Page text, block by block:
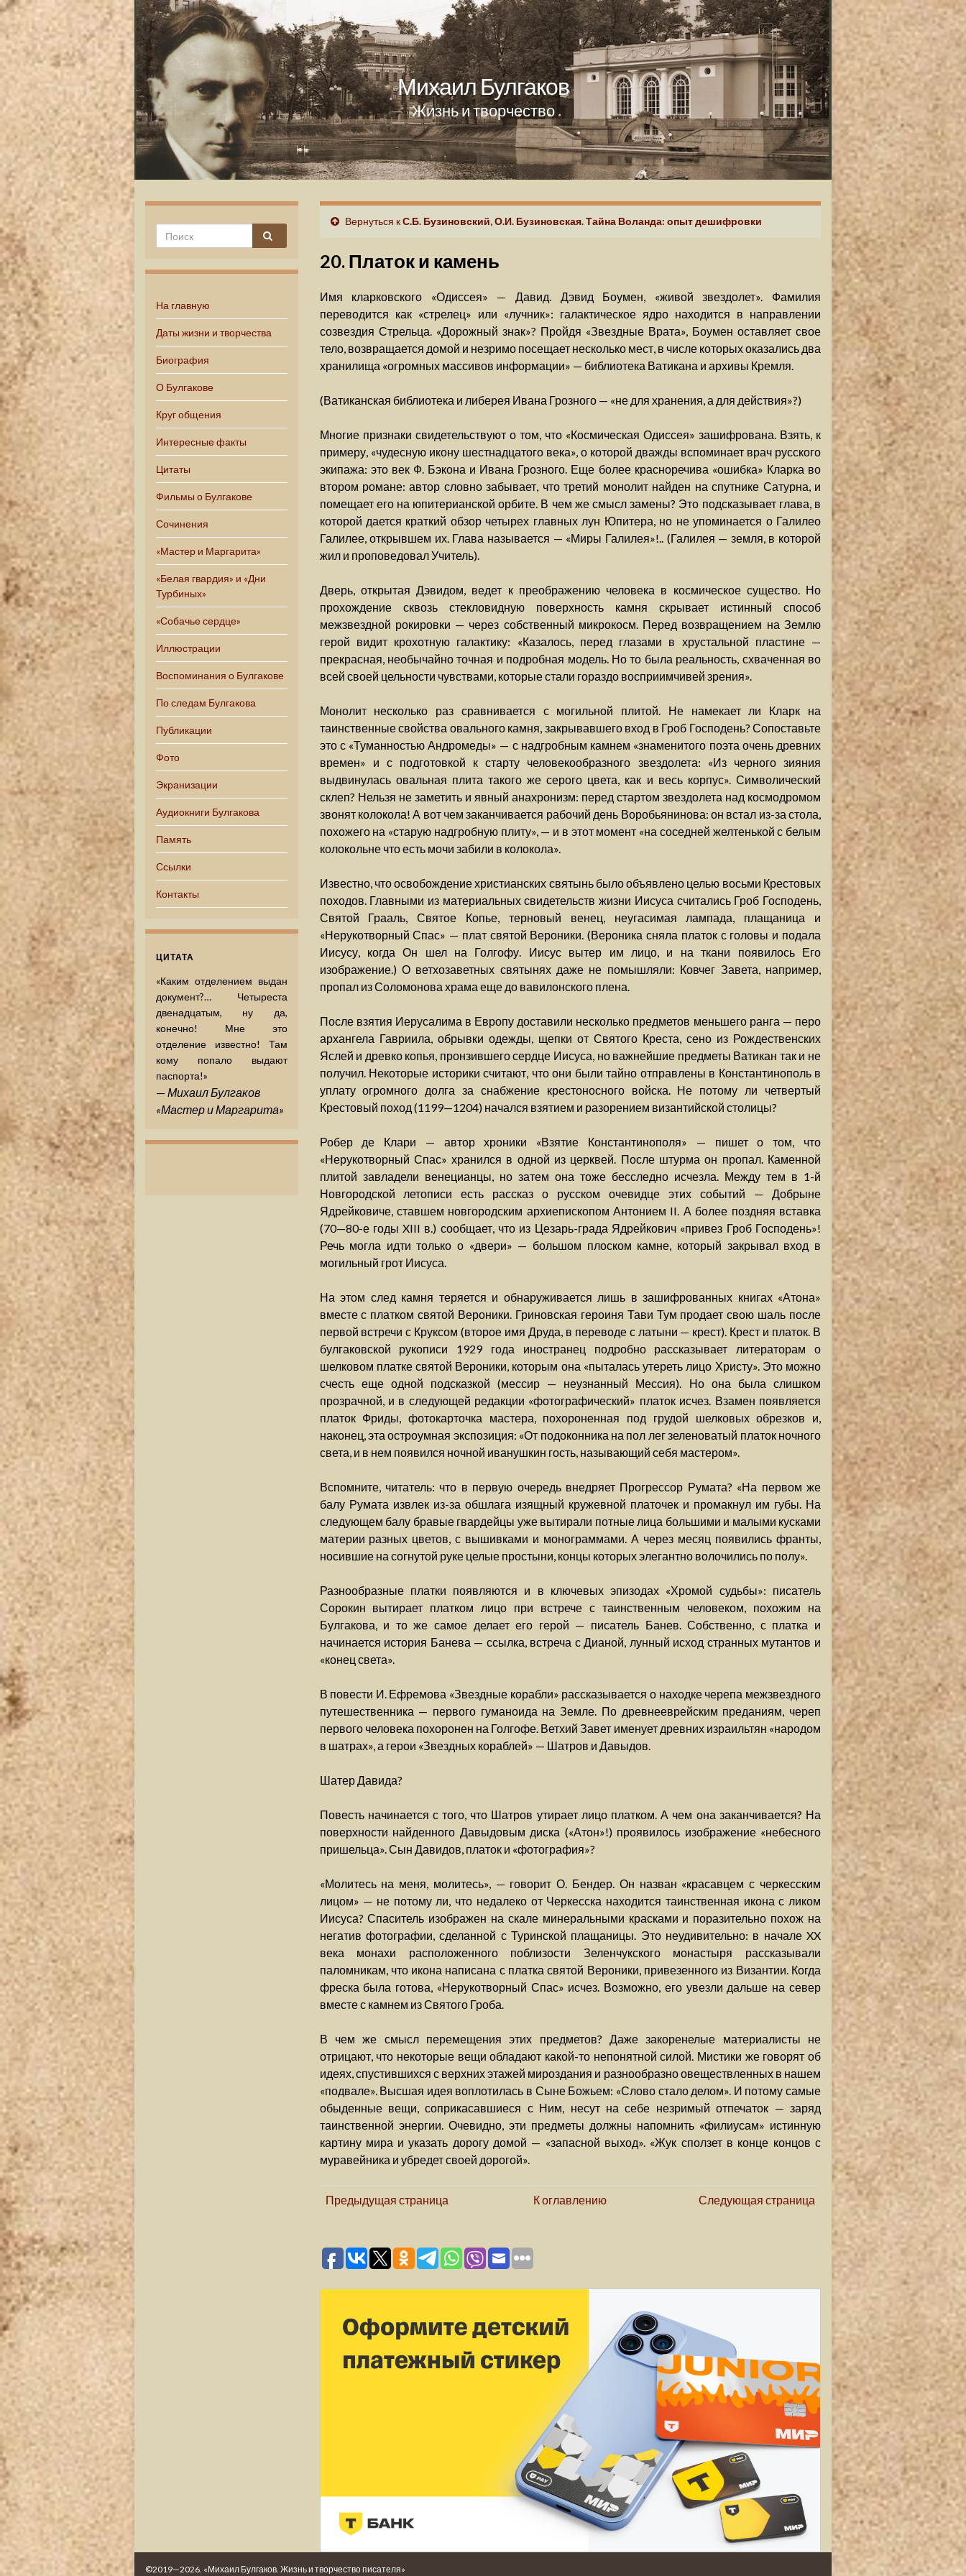
Михаил Булгаков
Жизнь и творчество
На главную
Даты жизни и творчества
Биография
О Булгакове
Круг общения
Интересные факты
Цитаты
Фильмы о Булгакове
Сочинения
«Мастер и Маргарита»
«Белая гвардия» и «Дни
Турбиных»
«Собачье сердце»
Иллюстрации
Воспоминания о Булгакове
По следам Булгакова
Публикации
Фото
Экранизации
Аудиокниги Булгакова
Память
Ссылки
Контакты
ЦИТАТА
«Каким отделением выдан
документ?… Четыреста
двенадцатым, ну да,
конечно! Мне это
отделение известно! Там
кому попало выдают
паспорта!»
— Михаил Булгаков
«Мастер и Маргарита»
Вернуться кС.Б. Бузиновский, О.И. Бузиновская. Тайна Воланда: опыт дешифровки
20. Платок и камень
Имя кларковского «Одиссея» — Давид. Дэвид Боумен, «живой звездолет». Фамилия
переводится как «стрелец» или «лучник»: галактическое ядро находится в направлении
созвездия Стрельца. «Дорожный знак»? Пройдя «Звездные Врата», Боумен оставляет свое
тело, возвращается домой и незримо посещает несколько мест, в числе которых оказались два
хранилища «огромных массивов информации» — библиотека Ватикана и архивы Кремля.
(Ватиканская библиотека и либерея Ивана Грозного — «не для хранения, а для действия»?)
Многие признаки свидетельствуют о том, что «Космическая Одиссея» зашифрована. Взять, к
примеру, «чудесную икону шестнадцатого века», о которой дважды вспоминает врач русского
экипажа: это век Ф. Бэкона и Ивана Грозного. Еще более красноречива «ошибка» Кларка во
втором романе: автор словно забывает, что третий монолит найден на спутнике Сатурна, и
помещает его на юпитерианской орбите. В чем же смысл замены? Это подсказывает глава, в
которой дается краткий обзор четырех главных лун Юпитера, но не упоминается о Галилео
Галилее, открывшем их. Глава называется — «Миры Галилея»!.. (Галилея — земля, в которой
жил и проповедовал Учитель).
Дверь, открытая Дэвидом, ведет к преображению человека в космическое существо. Но
прохождение сквозь стекловидную поверхность камня скрывает истинный способ
межзвездной рокировки — через собственный микрокосм. Перед возвращением на Землю
герой видит крохотную галактику: «Казалось, перед глазами в хрустальной пластине —
прекрасная, необычайно точная и подробная модель. Но то была реальность, схваченная во
всей своей цельности чувствами, которые стали гораздо восприимчивей зрения».
Монолит несколько раз сравнивается с могильной плитой. Не намекает ли Кларк на
таинственные свойства овального камня, закрывавшего вход в Гроб Господень? Сопоставьте
это с «Туманностью Андромеды» — с надгробным камнем «знаменитого поэта очень древних
времен» и с подготовкой к старту человекообразного звездолета: «Из черного зияния
выдвинулась овальная плита такого же серого цвета, как и весь корпус». Символический
склеп? Нельзя не заметить и явный анахронизм: перед стартом звездолета над космодромом
звонят колокола! А вот чем заканчивается рабочий день Воробьянинова: он встал из-за стола,
похожего на «старую надгробную плиту», — и в этот момент «на соседней желтенькой с белым
колокольне что есть мочи забили в колокола».
Известно, что освобождение христианских святынь было объявлено целью восьми Крестовых
походов. Главными из материальных свидетельств жизни Иисуса считались Гроб Господень,
Святой Грааль, Святое Копье, терновый венец, неугасимая лампада, плащаница и
«Нерукотворный Спас» — плат святой Вероники. (Вероника сняла платок с головы и подала
Иисусу, когда Он шел на Голгофу. Иисус вытер им лицо, и на ткани появилось Его
изображение.) О ветхозаветных святынях даже не помышляли: Ковчег Завета, например,
пропал из Соломонова храма еще до вавилонского плена.
После взятия Иерусалима в Европу доставили несколько предметов меньшего ранга — перо
архангела Гавриила, обрывки одежды, щепки от Святого Креста, сено из Рождественских
Яслей и древко копья, пронзившего сердце Иисуса, но важнейшие предметы Ватикан так и не
получил. Некоторые историки считают, что они были тайно отправлены в Константинополь в
уплату огромного долга за снабжение крестоносного войска. Не потому ли четвертый
Крестовый поход (1199—1204) начался взятием и разорением византийской столицы?
Робер де Клари — автор хроники «Взятие Константинополя» — пишет о том, что
«Нерукотворный Спас» хранился в одной из церквей. После штурма он пропал. Каменной
плитой завладели венецианцы, но затем она тоже бесследно исчезла. Между тем в 1-й
Новгородской летописи есть рассказ о русском очевидце этих событий — Добрыне
Ядрейковиче, ставшем новгородским архиепископом Антонием II. А более поздняя вставка
(70—80-е годы XIII в.) сообщает, что из Цезарь-града Ядрейкович «привез Гроб Господень»!
Речь могла идти только о «двери» — большом плоском камне, который закрывал вход в
могильный грот Иисуса.
На этом след камня теряется и обнаруживается лишь в зашифрованных книгах «Атона»
вместе с платком святой Вероники. Гриновская героиня Тави Тум продает свою шаль после
первой встречи с Круксом (второе имя Друда, в переводе с латыни — крест). Крест и платок. В
булгаковской рукописи 1929 года иностранец подробно рассказывает литераторам о
шелковом платке святой Вероники, которым она «пыталась утереть лицо Христу». Это можно
счесть еще одной подсказкой (мессир — неузнанный Мессия). Но она была слишком
прозрачной, и в следующей редакции «фотографический» платок исчез. Взамен появляется
платок Фриды, фотокарточка мастера, похороненная под грудой шелковых обрезков и,
наконец, эта остроумная экспозиция: «От подоконника на пол лег зеленоватый платок ночного
света, и в нем появился ночной иванушкин гость, называющий себя мастером».
Вспомните, читатель: что в первую очередь внедряет Прогрессор Румата? «На первом же
балу Румата извлек из-за обшлага изящный кружевной платочек и промакнул им губы. На
следующем балу бравые гвардейцы уже вытирали потные лица большими и малыми кусками
материи разных цветов, с вышивками и монограммами. А через месяц появились франты,
носившие на согнутой руке целые простыни, концы которых элегантно волочились по полу».
Разнообразные платки появляются и в ключевых эпизодах «Хромой судьбы»: писатель
Сорокин вытирает платком лицо при встрече с таинственным человеком, похожим на
Булгакова, и то же самое делает его герой — писатель Банев. Собственно, с платка и
начинается история Банева — ссылка, встреча с Дианой, лунный исход странных мутантов и
«конец света».
В повести И. Ефремова «Звездные корабли» рассказывается о находке черепа межзвездного
путешественника — первого гуманоида на Земле. По древнееврейским преданиям, череп
первого человека похоронен на Голгофе. Ветхий Завет именует древних израильтян «народом
в шатрах», а герои «Звездных кораблей» — Шатров и Давыдов.
Шатер Давида?
Повесть начинается с того, что Шатров утирает лицо платком. А чем она заканчивается? На
поверхности найденного Давыдовым диска («Атон»!) проявилось изображение «небесного
пришельца». Сын Давидов, платок и «фотография»?
«Молитесь на меня, молитесь», — говорит О. Бендер. Он назван «красавцем с черкесским
лицом» — не потому ли, что недалеко от Черкесска находится таинственная икона с ликом
Иисуса? Спаситель изображен на скале минеральными красками и поразительно похож на
негатив фотографии, сделанной с Туринской плащаницы. Это неудивительно: в начале XX
века монахи расположенного поблизости Зеленчукского монастыря рассказывали
паломникам, что икона написана с платка святой Вероники, привезенного из Византии. Когда
фреска была готова, «Нерукотворный Спас» исчез. Возможно, его увезли дальше на север
вместе с камнем из Святого Гроба.
В чем же смысл перемещения этих предметов? Даже закоренелые материалисты не
отрицают, что некоторые вещи обладают какой-то непонятной силой. Мистики же говорят об
идеях, спустившихся с верхних этажей мироздания и разнообразно овеществленных в нашем
«подвале». Высшая идея воплотилась в Сыне Божьем: «Слово стало делом». И потому самые
обыденные вещи, соприкасавшиеся с Ним, несут на себе незримый отпечаток — заряд
таинственной энергии. Очевидно, эти предметы должны напомнить «филиусам» истинную
картину мира и указать дорогу домой — «запасной выход». «Жук сползет в конце концов с
муравейника и убредет своей дорогой».
Предыдущая страница К оглавлению Следующая страница
©2019—2026. «Михаил Булгаков. Жизнь и творчество писателя»